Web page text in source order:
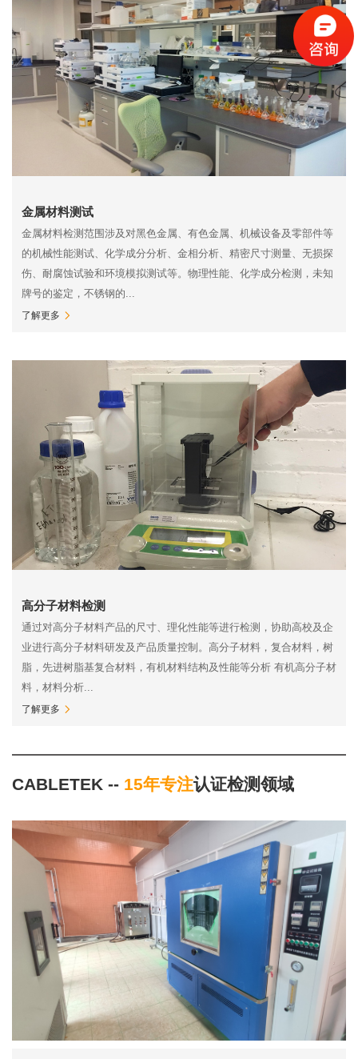
金属材料测试
金属材料检测范围涉及对黑色金属、有色金属、机械设备及零部件等
的机械性能测试、化学成分分析、金相分析、精密尺寸测量、无损探
伤、耐腐蚀试验和环境模拟测试等。物理性能、化学成分检测，未知
牌号的鉴定，不锈钢的...
了解更多
高分子材料检测
通过对高分子材料产品的尺寸、理化性能等进行检测，协助高校及企
业进行高分子材料研发及产品质量控制。高分子材料，复合材料，树
脂，先进树脂基复合材料，有机材料结构及性能等分析 有机高分子材
料，材料分析...
了解更多
CABLETEK -- 15年专注认证检测领域